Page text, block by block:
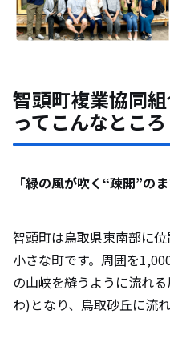
智頭町複業協同
ってこんなところ
「緑の風が吹く“疎開”のま
智頭町は鳥取県東南部に
小さな町です。周囲を
の山峡を縫うように流れ
わ)となり、鳥取砂丘に流